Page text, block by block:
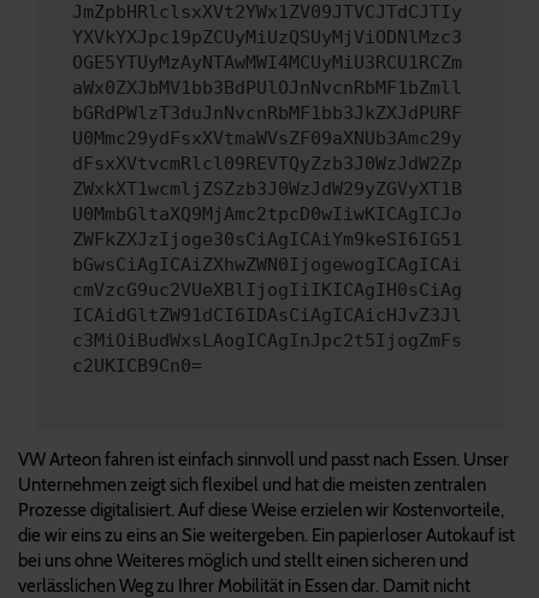
JmZpbHRlclsxXVt2YWx1ZV09JTVCJTdCJTIy
YXVkYXJpc19pZCUyMiUzQSUyMjViODNlMzc3
OGE5YTUyMzAyNTAwMWI4MCUyMiU3RCU1RCZm
aWx0ZXJbMV1bb3BdPUlOJnNvcnRbMF1bZmll
bGRdPWlzT3duJnNvcnRbMF1bb3JkZXJdPURF
U0Mmc29ydFsxXVtmaWVsZF09aXNUb3Amc29y
dFsxXVtvcmRlcl09REVTQyZzb3J0WzJdW2Zp
ZWxkXT1wcmljZSZzb3J0WzJdW29yZGVyXT1B
U0MmbGltaXQ9MjAmc2tpcD0wIiwKICAgICJo
ZWFkZXJzIjoge30sCiAgICAiYm9keSI6IG51
bGwsCiAgICAiZXhwZWN0IjogewogICAgICAi
cmVzcG9uc2VUeXBlIjogIiIKICAgIH0sCiAg
ICAidGltZW91dCI6IDAsCiAgICAicHJvZ3Jl
c3MiOiBudWxsLAogICAgInJpc2t5IjogZmFs
c2UKICB9Cn0=
VW Arteon fahren ist einfach sinnvoll und passt nach Essen. Unser
Unternehmen zeigt sich flexibel und hat die meisten zentralen
Prozesse digitalisiert. Auf diese Weise erzielen wir Kostenvorteile,
die wir eins zu eins an Sie weitergeben. Ein papierloser Autokauf ist
bei uns ohne Weiteres möglich und stellt einen sicheren und
verlässlichen Weg zu Ihrer Mobilität in Essen dar. Damit nicht